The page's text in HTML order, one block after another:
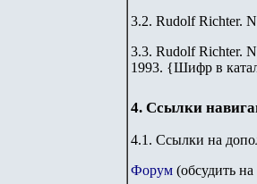
3.2. Rudolf Richter.
3.3. Rudolf Richter.
1993. {Шифр в
4. Ссылки
4.1. Ссылки на
Форум (обсудить